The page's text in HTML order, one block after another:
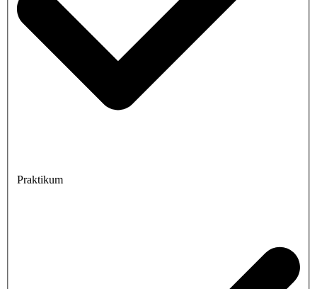
Praktikum